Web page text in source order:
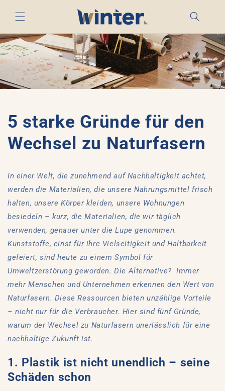
zum
Inhalt
5 starke Gründe für den
Wechsel zu Naturfasern
In einer Welt, die zunehmend auf Nachhaltigkeit achtet,
werden die Materialien, die unsere Nahrungsmittel frisch
halten, unsere Körper kleiden, unsere Wohnungen
besiedeln – kurz, die Materialien, die wir täglich
verwenden, genauer unter die Lupe genommen.
Kunststoffe, einst für ihre Vielseitigkeit und Haltbarkeit
gefeiert, sind heute zu einem Symbol für
Umweltzerstörung geworden. Die Alternative? Immer
mehr Menschen und Unternehmen erkennen den Wert von
Naturfasern. Diese Ressourcen bieten unzählige Vorteile
– nicht nur für die Verbraucher. Hier sind fünf Gründe,
warum der Wechsel zu Naturfasern unerlässlich für eine
nachhaltige Zukunft ist.
1. Plastik ist nicht unendlich – seine
Schäden schon